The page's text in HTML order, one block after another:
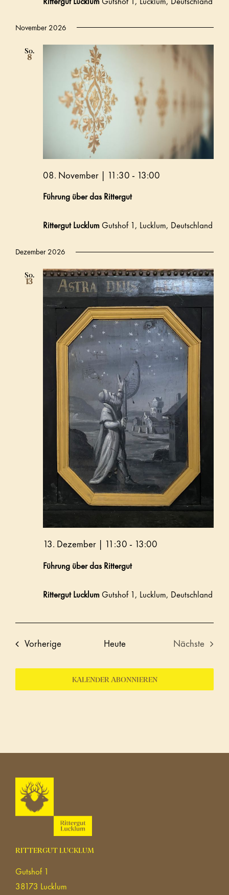
November 2026
So.
8
Führung über das Rittergut
08. November | 11:30 - 13:00
Rittergut Lucklum Gutshof 1, Lucklum, Deutschland
Dezember 2026
So.
13
Führung über das Rittergut
13. Dezember | 11:30 - 13:00
Rittergut Lucklum Gutshof 1, Lucklum, Deutschland
VorherigeVeranstaltungen
Heute
Nächste
KALENDER ABONNIEREN
RITTERGUT LUCKLUM
Gutshof 1
38173 Lucklum